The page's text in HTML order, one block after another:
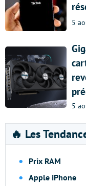
5
5
🔥 Les
Prix RAM
Apple iPhone